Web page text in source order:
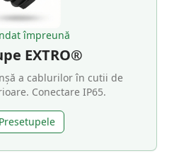
împreună
EXTRO®
a cablurilor în cutii de
Conectare IP65.